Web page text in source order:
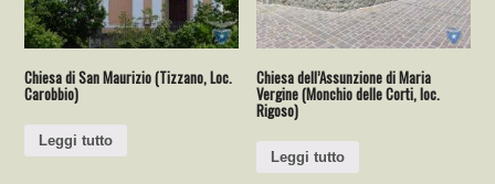
Chiesa di San Maurizio (Tizzano, Loc.
Carobbio)
Leggi tutto
Chiesa dell’Assunzione di Maria
Vergine (Monchio delle Corti, loc.
Rigoso)
Leggi tutto